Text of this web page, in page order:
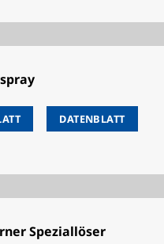
DATENBLATT
Speziallöser